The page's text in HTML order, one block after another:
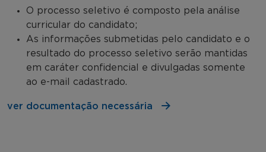
O processo seletivo é composto pela análise
curricular do candidato;
As informações submetidas pelo candidato e o
resultado do processo seletivo serão mantidas
em caráter confidencial e divulgadas somente
ao e-mail cadastrado.
ver documentação necessária